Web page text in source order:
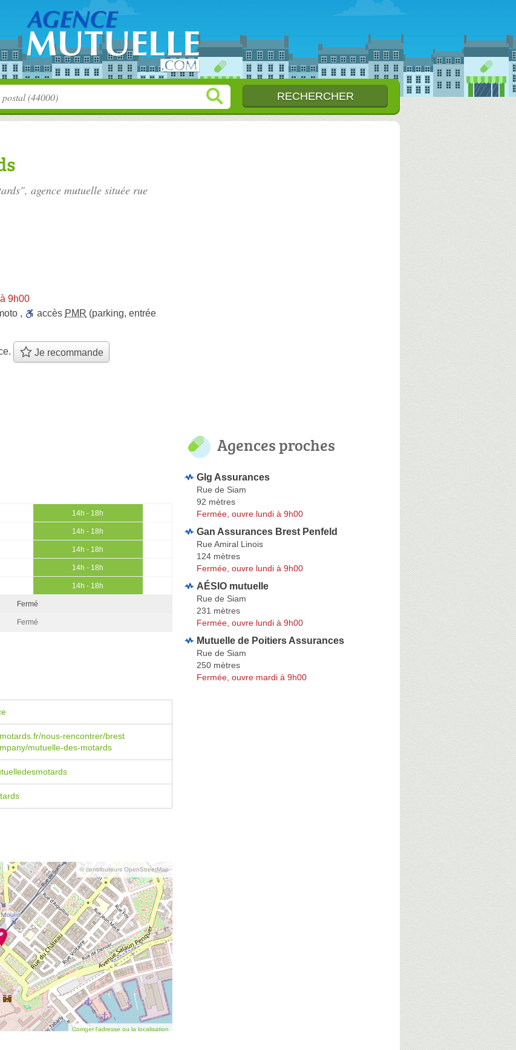
agence mutuelle située rue
9h00
, accès PMR (parking, entrée
Je recommande
14h - 18h
14h - 18h
14h - 18h
14h - 18h
14h - 18h
Fermé
Fermé
nous-rencontrer/brest
mutuelle-des-motards
© contributeurs OpenStreetMap
Corriger l’adresse ou la localisation
Agences proches
Glg Assurances
Rue de Siam
92 mètres
Fermée, ouvre lundi à 9h00
Gan Assurances Brest Penfeld
Rue Amiral Linois
124 mètres
Fermée, ouvre lundi à 9h00
AÉSIO mutuelle
Rue de Siam
231 mètres
Fermée, ouvre lundi à 9h00
Mutuelle de Poitiers Assurances
Rue de Siam
250 mètres
Fermée, ouvre mardi à 9h00